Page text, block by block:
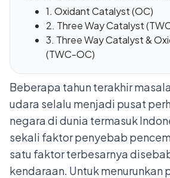
1. Oxidant Catalyst (OC)
2. Three Way Catalyst
3. Three Way Catalyst &
(TWC-OC)
Beberapa tahun terakhir
udara selalu menjadi pusat
negara di dunia termasuk
sekali faktor penyebab
satu faktor terbesarnya
kendaraan. Untuk menurunkan